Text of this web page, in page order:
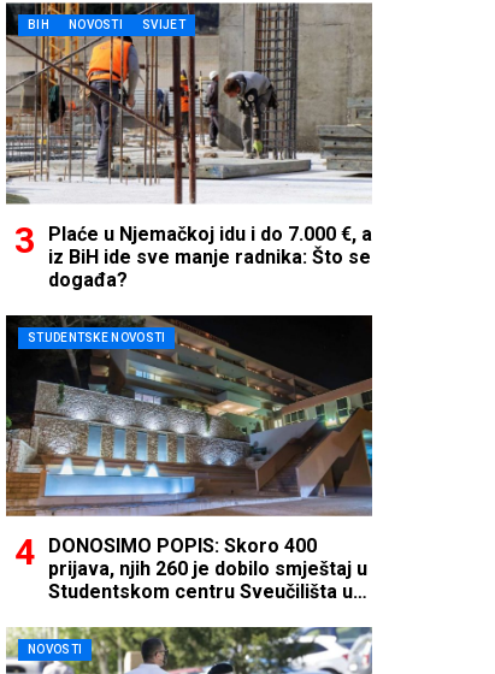
BIH NOVOSTI SVIJET
Plaće u Njemačkoj idu i do 7.000 €, a
iz BiH ide sve manje radnika: Što se
događa?
STUDENTSKE NOVOSTI
DONOSIMO POPIS: Skoro 400
prijava, njih 260 je dobilo smještaj u
Studentskom centru Sveučilišta u
NOVOSTI